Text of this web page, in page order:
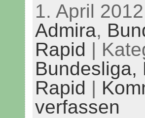
1. April
Admira,
Rapid |
Bundesliga,
Rapid |
verfassen